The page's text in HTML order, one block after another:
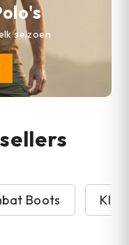
seizoen
Boots